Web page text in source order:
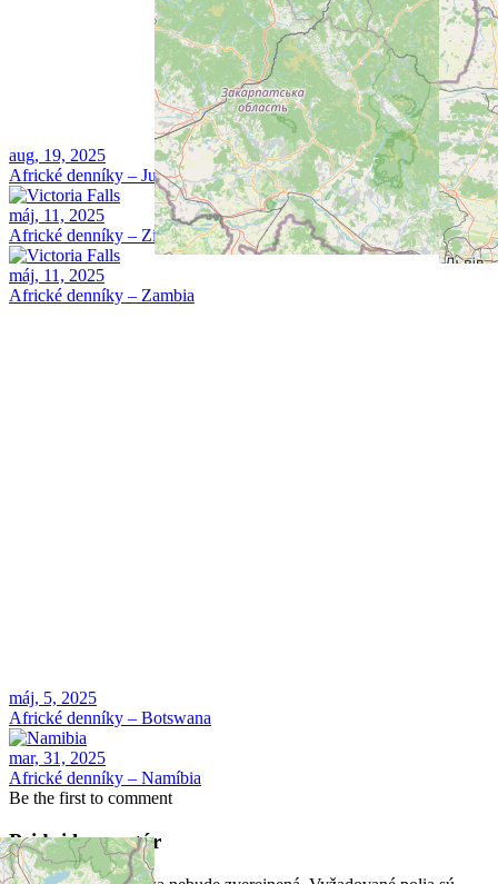
aug, 19, 2025
Africké denníky – Južná Afrika
máj, 11, 2025
Africké denníky – Zimbabwe
máj, 11, 2025
Africké denníky – Zambia
máj, 5, 2025
Africké denníky – Botswana
mar, 31, 2025
Africké denníky – Namíbia
Be the first to comment
Pridaj komentár